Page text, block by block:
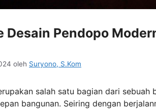
Desain Pendopo
oleh Suryono, S.Kom
salah satu bagian dari sebuah
bangunan. Seiring dengan